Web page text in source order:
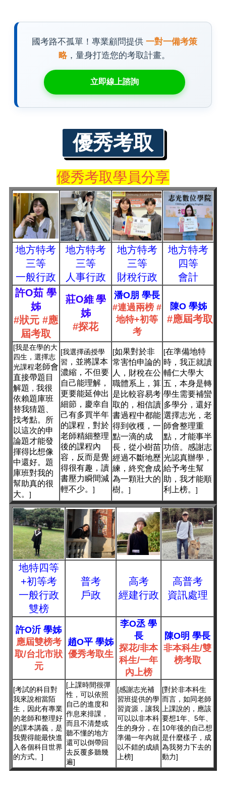
國考路不孤單！專業顧問提供 一對一備考策
略，量身打造您的考取計畫。
立即線上諮詢
優秀考取
優秀考取學員分享
地方特考
三等
一般行政
地方特考
三等
人事行政
地方特考
三等
財稅行政
地方特考
四等
會計
許O茹 學
姊
#狀元 #應
屆考取
莊O維 學
姊
#探花
潘O朋 學長
#連過兩榜 #
地特+初等
考
陳O 學姊
#應屆考取
[我是在學的大
四生，選擇志
光課程老師會
直接帶題目
解題 ， 我很
依賴題庫班
替我猜題、
找考點。所
以這次的申
論題才能發
揮得比想像
中還好。題
庫班對我的
幫助真的很
大。 ]
[我選擇函授學
習 ，並將課本
濃縮，不但要
自己能理解，
更要能延伸出
細節，慶幸自
己有多買半年
的課程，對於
老師精細整理
後的課程內
容，反而是覺
得很有趣，讀
書壓力瞬間減
輕不少。 ]
[如果對於非
常害怕申論的
人，財稅在公
職體系上，算
是比較容易考
取的，相信讀
書過程中都能
得到收穫，一
點一滴的成
長，從小樹苗
經過不斷地歷
練，終究會成
為一顆壯大的
樹。 ]
[在準備地特
時，我正就讀
輔仁大學大
五，本身是轉
學生需要補蠻
多學分，還好
選擇志光，老
師會整理重
點，才能事半
功倍。感謝志
光認真辦學，
給予考生幫
助，我才能順
利上榜。 ]
地特四等
+初等考
一般行政
雙榜
普考
戶政
高考
經建行政
高普考
資訊處理
許O沂 學姊
應屆雙榜考
取/台北市狀
元
趙O平 學姊
優秀考取生
李O丞 學
長
探花/非本
科生/一年
內上榜
陳O明 學長
非本科生/雙
榜考取
[考試的科目對
我來說相當陌
生，因此有專業
的老師和整理好
的課本講義，是
我覺得能最快進
入各個科目世界
的方式。]
[上課時間很彈
性，可以依照
自己的進度和
作息來排課，
而且不清楚或
聽不懂的地方
還可以倒帶回
去反覆多聽幾
遍]
[感謝志光補
習班提供的學
習資源，讓我
可以以非本科
生的身分，在
準備一年內就
以不錯的成績
上榜]
[對於非本科生
而言，如同老師
上課說的，應該
要想1年、5年、
10年後的自己想
是什麼樣子，成
為我努力下去的
動力]